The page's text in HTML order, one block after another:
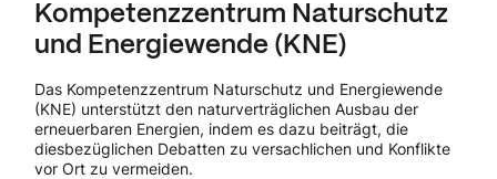
Kompetenzzentrum Naturschutz
und Energiewende (KNE)
Das Kompetenzzentrum Naturschutz und Energiewende
(KNE) unterstützt den naturverträglichen Ausbau der
erneuerbaren Energien, indem es dazu beiträgt, die
diesbezüglichen Debatten zu versachlichen und Konflikte
vor Ort zu vermeiden.